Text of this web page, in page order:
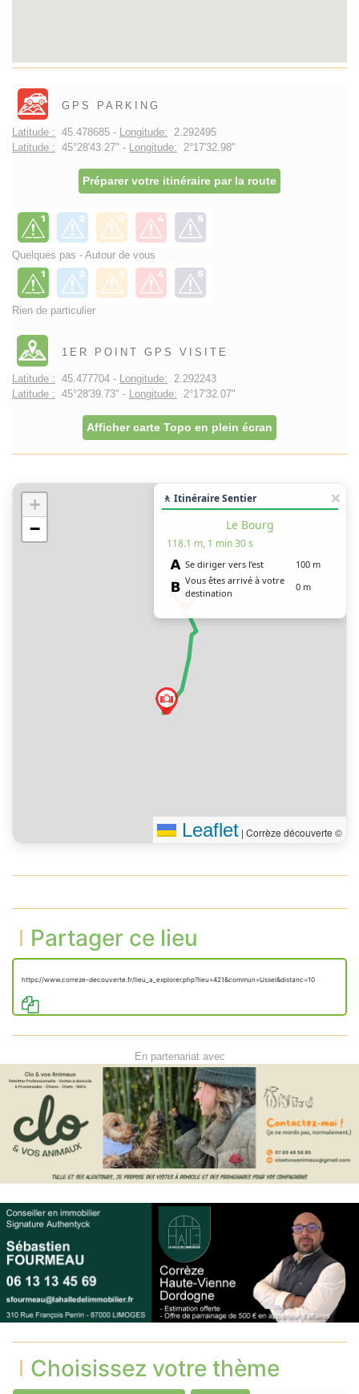
GPS PARKING
Latitude : 45.478685 - Longitude: 2.292495
Latitude : 45°28'43.27" - Longitude: 2°17'32.98"
Préparer votre itinéraire par la route
Quelques pas - Autour de vous
Rien de particulier
1ER POINT GPS VISITE
Latitude : 45.477704 - Longitude: 2.292243
Latitude : 45°28'39.73" - Longitude: 2°17'32.07"
Afficher carte Topo en plein écran
+
−
🚶 Itinéraire Sentier
Le Bourg
118.1 m, 1 min 30 s
Se diriger vers l’est
100 m
Vous êtes arrivé à votre
destination
0 m
Leaflet | Corrèze découverte ©
Partager ce lieu
https://www.correze-decouverte.fr/lieu_a_explorer.php?lieu=421&commun=Ussel&distanc=10
En partenariat avec
Choisissez votre thème